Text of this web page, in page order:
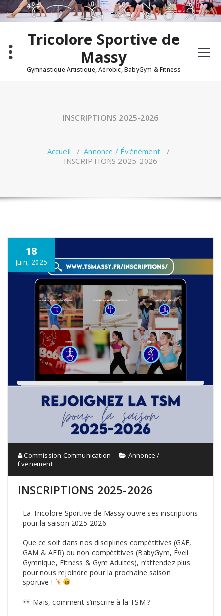
Tricolore Sportive de
Massy
Gymnastique Artistique, Aérobic, BabyGym & Fitness
INSCRIPTIONS 2025-2026
Accueil /Annonce / Événément /
INSCRIPTIONS 2025-2026
18
Juin, 2025
Commission Communication
Annonce /
Événément
INSCRIPTIONS 2025-2026
La Tricolore Sportive de Massy ouvre ses inscriptions
pour la saison 2025-2026.
Que ce soit dans nos disciplines compétitives (GAF,
GAM & AER) ou non compétitives (BabyGym, Éveil
Gymnique, Fitness & Gym Adultes), n’attendez plus
pour nous rejoindre pour la prochaine saison
sportive !
Mais, comment s’inscrire à la TSM ?